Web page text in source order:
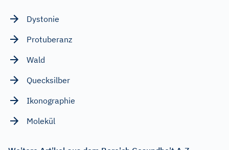
Dystonie
Protuberanz
Wald
Quecksilber
Ikonographie
Molekül